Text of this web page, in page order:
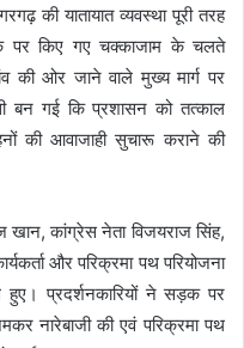
की यातायात व्यवस्था पूरी तरह
पर किए गए चक्काजाम के चलते
की ओर जाने वाले मुख्य मार्ग पर
बन गई कि प्रशासन को तत्काल
की आवाजाही सुचारू कराने की
खान, कांग्रेस नेता विजयराज सिंह,
और परिक्रमा पथ परियोजना
हुए। प्रदर्शनकारियों ने सड़क पर
नारेबाजी की एवं परिक्रमा पथ